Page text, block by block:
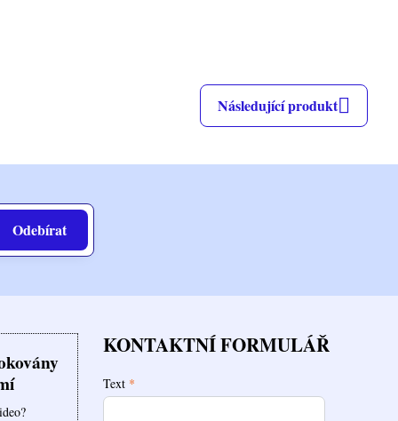
Následující produkt
Odebírat
KONTAKTNÍ FORMULÁŘ
Text *